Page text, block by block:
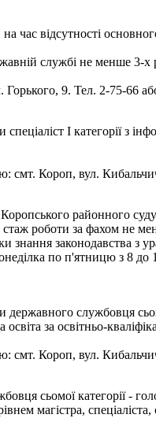
час відсутності
службі не менше 3-х
Горького, 9. Тел. 2-75-66
І категорії з
смт. Короп, вул.
районного
роботи за фахом не
знання законодавства з
по п'ятницю з 8 до
службовця
за освітньо-
смт. Короп, вул.
сьомої категорії -
магістра,